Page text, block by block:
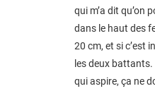
qui m’a dit qu’on
dans le haut des
20 cm, et si c’est
les deux battants.
qui aspire, ça ne